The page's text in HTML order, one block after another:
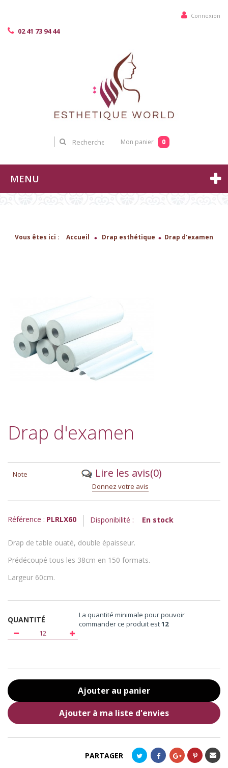
Connexion
02 41 73 94 44
Mon panier 0
MENU
Vous êtes ici : Accueil > Drap esthétique > Drap d'examen
Drap d'examen
Note Lire les avis(0)
Donnez votre avis
Référence : PLRLX60 Disponibilité : En stock
Drap de table ouaté, double épaisseur.
Prédécoupé tous les 38cm en 150 formats.
Largeur 60cm.
QUANTITÉ
La quantité minimale pour pouvoir
commander ce produit est12
Ajouter au panier
Ajouter à ma liste d'envies
à un
PARTAGER